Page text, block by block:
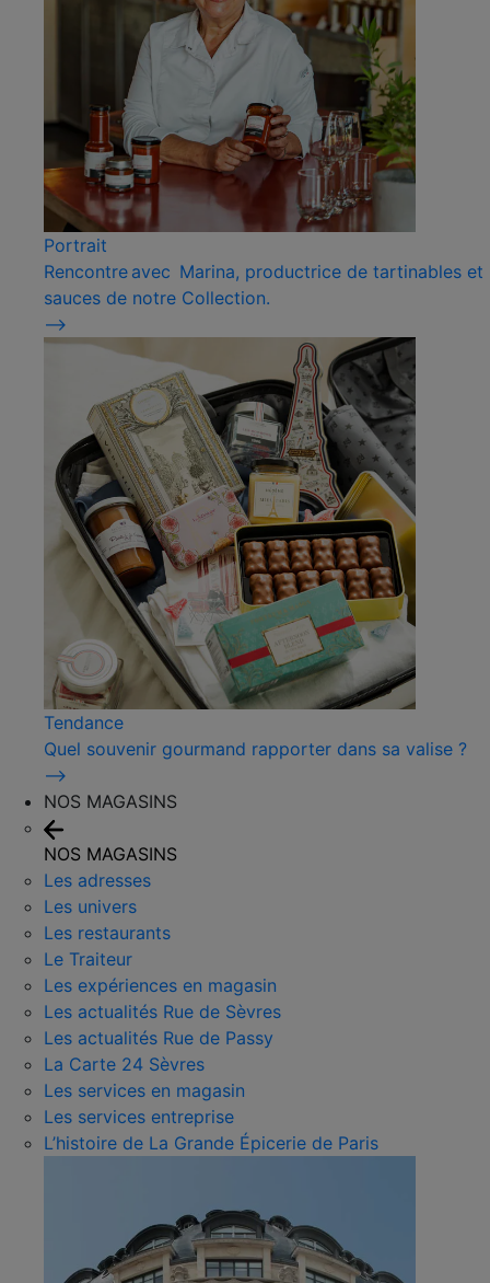
Portrait
Rencontre avec Marina, productrice de tartinables et
sauces de notre Collection.
⟶
Tendance
Quel souvenir gourmand rapporter dans sa valise ?
⟶
NOS MAGASINS
NOS MAGASINS
Les adresses
Les univers
Les restaurants
Le Traiteur
Les expériences en magasin
Les actualités Rue de Sèvres
Les actualités Rue de Passy
La Carte 24 Sèvres
Les services en magasin
Les services entreprise
L’histoire de La Grande Épicerie de Paris